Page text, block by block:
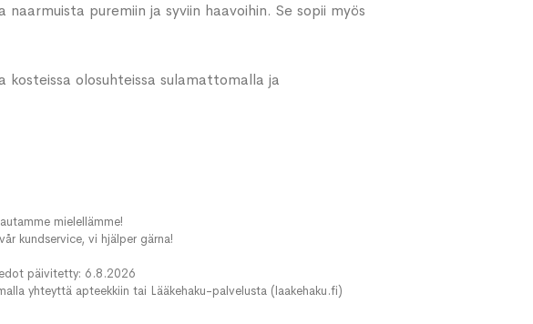
puremiin ja syviin haavoihin. Se sopii myös
olosuhteissa sulamattomalla ja
mielellämme!
kundservice, vi hjälper gärna!
päivitetty: 6.8.2026
yhteyttä apteekkiin tai Lääkehaku-palvelusta (laakehaku.fi)